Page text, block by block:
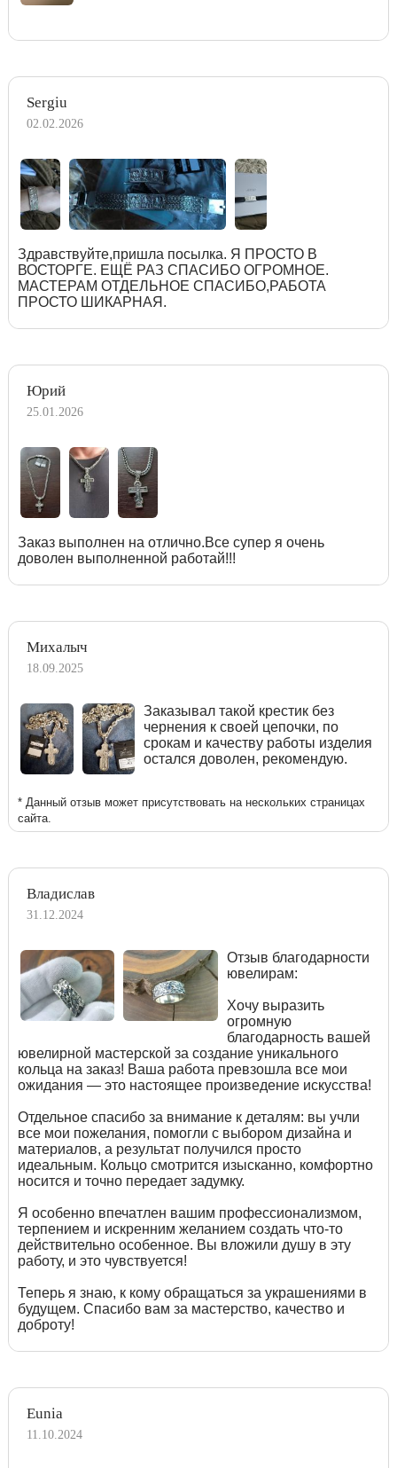
Sergiu
02.02.2026
Здравствуйте,пришла посылка. Я ПРОСТО В
ВОСТОРГЕ. ЕЩЁ РАЗ СПАСИБО ОГРОМНОЕ.
МАСТЕРАМ ОТДЕЛЬНОЕ СПАСИБО,РАБОТА
ПРОСТО ШИКАРНАЯ.
Юрий
25.01.2026
Заказ выполнен на отлично.Все супер я очень
доволен выполненной работай!!!
Михалыч
18.09.2025
Заказывал такой крестик без
чернения к своей цепочки, по
срокам и качеству работы изделия
остался доволен, рекомендую.
* Данный отзыв может присутствовать на нескольких страницах
сайта.
Владислав
31.12.2024
Отзыв благодарности
ювелирам:
Хочу выразить
огромную
благодарность вашей
ювелирной мастерской за создание уникального
кольца на заказ! Ваша работа превзошла все мои
ожидания — это настоящее произведение искусства!
Отдельное спасибо за внимание к деталям: вы учли
все мои пожелания, помогли с выбором дизайна и
материалов, а результат получился просто
идеальным. Кольцо смотрится изысканно, комфортно
носится и точно передает задумку.
Я особенно впечатлен вашим профессионализмом,
терпением и искренним желанием создать что-то
действительно особенное. Вы вложили душу в эту
работу, и это чувствуется!
Теперь я знаю, к кому обращаться за украшениями в
будущем. Спасибо вам за мастерство, качество и
доброту!
Eunia
11.10.2024